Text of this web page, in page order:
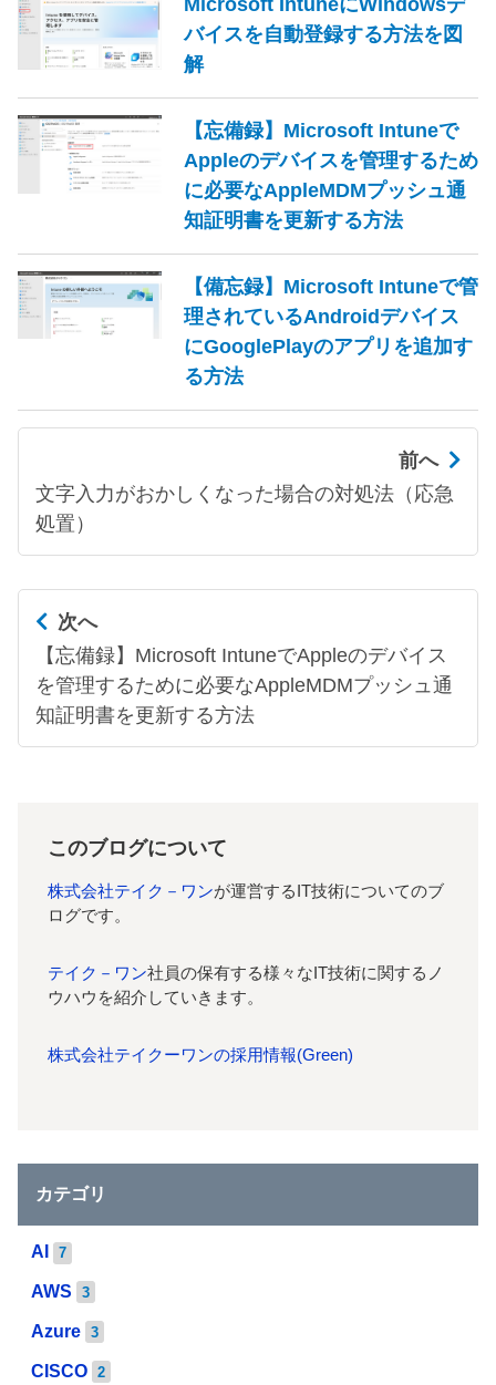
バイスを自動登録する方法を図
解
【忘備録】Microsoft Intuneで
Appleのデバイスを管理するため
に必要なAppleMDMプッシュ通
知証明書を更新する方法
【備忘録】Microsoft Intuneで管
理されているAndroidデバイス
にGooglePlayのアプリを追加す
る方法
前へ
文字入力がおかしくなった場合の対処法（応急
処置）
次へ
【忘備録】Microsoft IntuneでAppleのデバイス
を管理するために必要なAppleMDMプッシュ通
知証明書を更新する方法
このブログについて
株式会社テイク－ワンが運営するIT技術についてのブ
ログです。
テイク－ワン社員の保有する様々なIT技術に関するノ
ウハウを紹介していきます。
株式会社テイクーワンの採用情報(Green)
カテゴリ
AI 7
AWS 3
Azure 3
CISCO 2